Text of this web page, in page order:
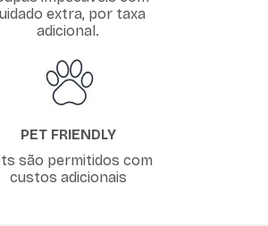
extra, por taxa
adicional.
PET FRIENDLY
são permitidos com
custos adicionais